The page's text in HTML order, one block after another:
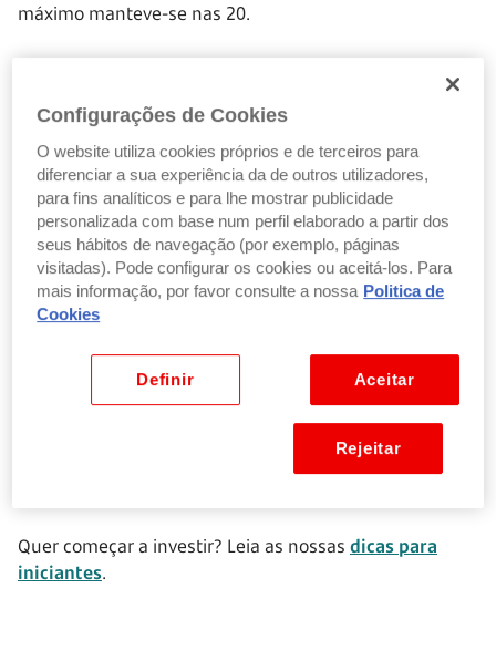
máximo manteve-se nas 20.
Euronext Lisbon gere a entrada e saída de empresas
do índice.
Os principais critérios para definir que empresas ficam
e que empresas saem do PSI são:
Acotação
Ocapital disperso em bolsa
que tem de ser de, no mínimo, 100 milhões de
Quer começar a investir? Leia as nossas dicas para
iniciantes.
Configurações de Cookies
O website utiliza cookies próprios e de terceiros para
diferenciar a sua experiência da de outros utilizadores,
para fins analíticos e para lhe mostrar publicidade
personalizada com base num perfil elaborado a partir dos
seus hábitos de navegação (por exemplo, páginas
visitadas). Pode configurar os cookies ou aceitá-los. Para
mais informação, por favor consulte a nossa Politica de
Cookies
Aceitar
Definir
Rejeitar